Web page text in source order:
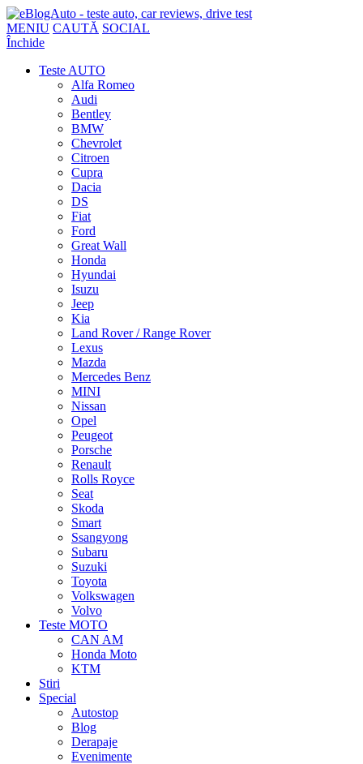
MENIU CAUTĂ SOCIAL
Închide
Teste AUTO
Alfa Romeo
Audi
Bentley
BMW
Chevrolet
Citroen
Cupra
Dacia
DS
Fiat
Ford
Great Wall
Honda
Hyundai
Isuzu
Jeep
Kia
Land Rover / Range Rover
Lexus
Mazda
Mercedes Benz
MINI
Nissan
Opel
Peugeot
Porsche
Renault
Rolls Royce
Seat
Skoda
Smart
Ssangyong
Subaru
Suzuki
Toyota
Volkswagen
Volvo
Teste MOTO
CAN AM
Honda Moto
KTM
Stiri
Special
Autostop
Blog
Derapaje
Evenimente